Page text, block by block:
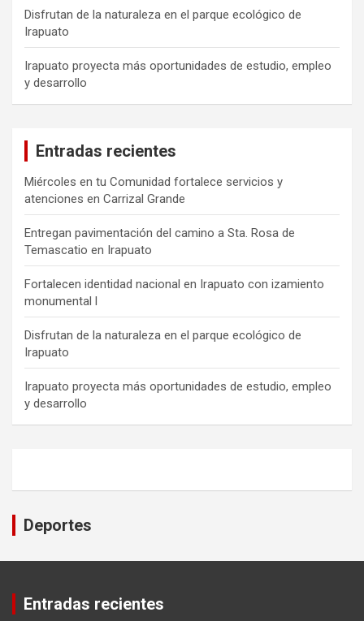
Disfrutan de la naturaleza en el parque ecológico de
Irapuato
Irapuato proyecta más oportunidades de estudio, empleo
y desarrollo
Entradas recientes
Miércoles en tu Comunidad fortalece servicios y
atenciones en Carrizal Grande
Entregan pavimentación del camino a Sta. Rosa de
Temascatio en Irapuato
Fortalecen identidad nacional en Irapuato con izamiento
monumental l
Disfrutan de la naturaleza en el parque ecológico de
Irapuato
Irapuato proyecta más oportunidades de estudio, empleo
y desarrollo
Deportes
Entradas recientes